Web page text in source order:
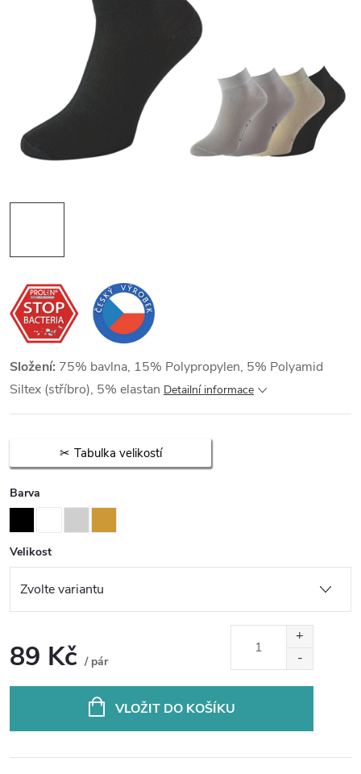
Složení: 75% bavlna, 15% Polypropylen, 5% Polyamid
Siltex (stříbro), 5% elastan Detailní informace
Tabulka velikostí
Barva
Velikost
89 Kč / pár
VLOŽIT DO KOŠÍKU